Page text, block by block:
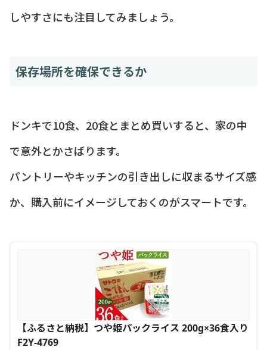
しやすさにも注目してみましょう。
保存場所を確保できるか
ドンキで10食、20食とまとめ買いすると、家の中
で意外とかさばります。
パントリーやキッチンの引き出しに収まるサイズ感
か、購入前にイメージしておくのがスマートです。
【ふるさと納税】つや姫パックライス 200g×36食入り
F2Y-4769